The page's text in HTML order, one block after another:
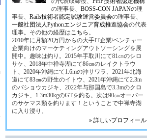
の理事長、 BOSS-CON JAPANの理
事長、 Rails技術者認定試験運営委員会の理事長、
一般社団法人Pythonエンジニア育成推進協会の代表
理事。その他の経歴はこちら 。
2010年に月額20万円からの大手IT企業/ベンチャー
企業向けのマーケティングアウトソーシングを展
開中。趣味は釣り。2015年手取川にて81㎝のシロ
サケ、2018年中禅寺湖にて86㎝のレイクトラウ
ト、2020年沖縄にて1.6mの沖サワラ、2021年北海
道にて83㎝の野生のイトウ、2021年沖縄にて2.3m
のバショウカジキ、2022年与那国島で3.3mのクロ
カジキ、1.3m30kgのGTを釣る。次は90㎝オーバー
のサケマス類を釣ります！ということで中禅寺湖
に入り浸り。
» 詳しいプロフィール